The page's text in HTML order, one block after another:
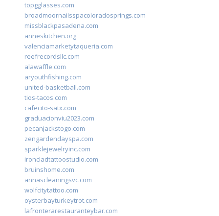
topgglasses.com
broadmoornailsspacoloradosprings.com
missblackpasadena.com
anneskitchen.org
valenciamarketytaqueria.com
reefrecordsllc.com
alawaffle.com
aryouthfishing.com
united-basketball.com
tios-tacos.com
cafecito-satx.com
graduacionviu2023.com
pecanjackstogo.com
zengardendayspa.com
sparklejewelryinc.com
ironcladtattoostudio.com
bruinshome.com
annascleaningsvc.com
wolfcitytattoo.com
oysterbayturkeytrot.com
lafronterarestauranteybar.com